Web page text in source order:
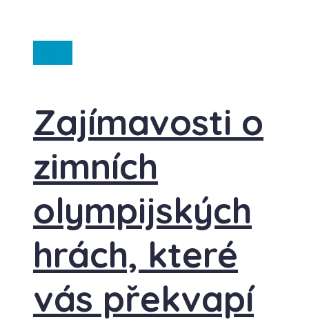
Zajímavosti o
zimních
olympijských
hrách, které
vás překvapí